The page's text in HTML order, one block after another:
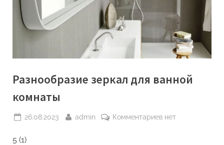
Разнообразие зеркал для ванной
комнаты
Posted
26.08.2023 By
admin Комментариевк
нет
5 (1)